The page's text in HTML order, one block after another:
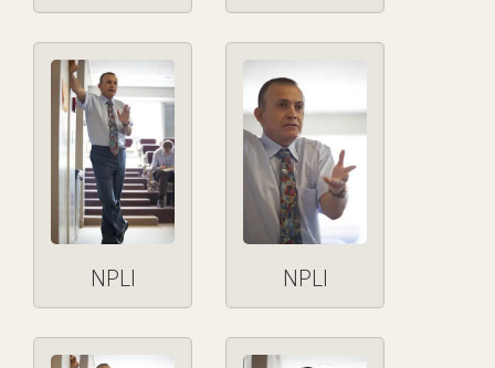
NPLI NPLI